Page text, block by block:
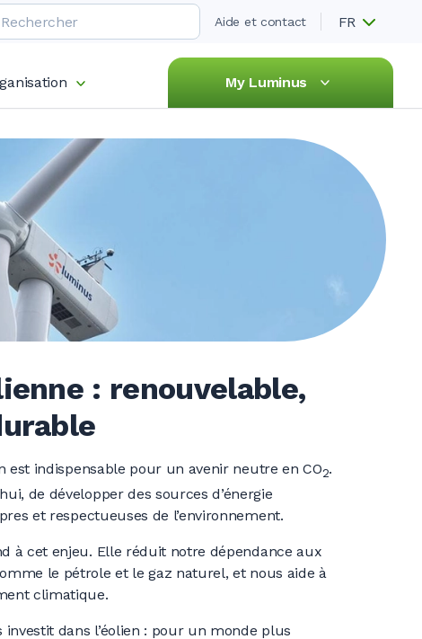
Aide et contact FR
My Luminus
: renouvelable,
est indispensable pour un avenir neutre en CO2.
de développer des sources d’énergie
et respectueuses de l’environnement.
à cet enjeu. Elle réduit notre dépendance aux
le pétrole et le gaz naturel, et nous aide à
climatique.
dans l’éolien : pour un monde plus